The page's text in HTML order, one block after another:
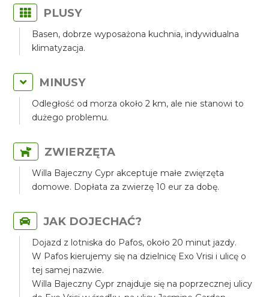
PLUSY
Basen, dobrze wyposażona kuchnia, indywidualna
klimatyzacja.
MINUSY
Odległość od morza około 2 km, ale nie stanowi to
dużego problemu.
ZWIERZĘTA
Willa Bajeczny Cypr akceptuje małe zwięrzęta
domowe. Dopłata za zwierzę 10 eur za dobę.
JAK DOJECHAĆ?
Dojazd z lotniska do Pafos, około 20 minut jazdy.
W Pafos kierujemy się na dzielnicę Exo Vrisi i ulicę o
tej samej nazwie.
Willa Bajeczny Cypr znajduje się na poprzecznej ulicy